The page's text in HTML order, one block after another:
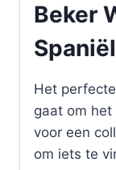
Beker
Spaniël
Het
gaat om
voor een
om iets te